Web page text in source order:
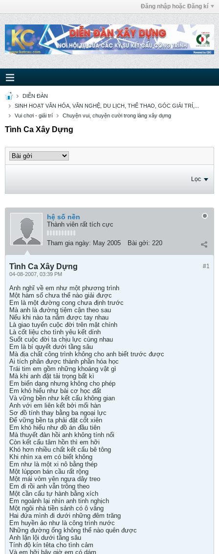
Đăng nhập hoặc Đăng kí
DIỄN ĐÀN
SINH HOẠT VĂN HÓA, VĂN NGHỆ, DU LỊCH, THỂ THAO, GÓC GIẢI TRÍ,...
Vui chơi - giải trí
Chuyện vui, chuyện cười trong làng xây dựng
Tình Ca Xây Dựng
Lọc
hệ số nền
Thành viên rất tích cực
Tham gia ngày: May 2005 Bài gởi: 220
#1
Tình Ca Xây Dựng
04-08-2007, 03:39 PM
Anh nghĩ về em như một phương trình
Một hàm số chưa thể nào giải được
Em là một đường cong chưa định trước
Mà anh là đường tiệm cận theo sau
Nếu khi nào ta nắm được tay nhau
Là giao tuyến cuộc đời trên mặt chính
Là cốt liệu cho tình yêu kết dính
Suốt cuộc đời ta chịu lực cùng nhau
Em là bí quyết dưới tầng sâu
Mà địa chất công trình không cho anh biết trước được
Ai tích phân được thành phần hóa học
Trái tim em gồm những khoáng vật gì
Mà khi anh đặt tải trọng bất kì
Em biến dạng nhưng không cho phép
Em khó hiểu như bài cơ học đất
Và vững bền như kết cấu không gian
Anh với em liên kết bởi mối hàn
Sơ đồ tính thay bằng ba ngoại lực
Để vững bền ta phải đặt cốt xiên
Em khó hiểu như đồ án đầu tiên
Mà thuyết đàn hồi anh không tính nổi
Còn kết cấu tâm hồn thì em hỡi
Khó hơn nhiều chất kết cấu bê tông
Khi nhìn xa em có biết không
Em như là một xi nô bằng thép
Một lúppon bán cầu rất rộng
Một mái vòm yên ngựa dây treo
Em đi rồi anh vẫn trông theo
Một cần cẩu tự hành bằng xích
Em ngoảnh lại nhìn anh tinh nghịch
Một ngôi nhà tiền sảnh có ô văng
Hai đứa mình đi dưới những đêm trăng
Em huyền ảo như là công trình nước
Những đường ống không thể nào quên được
Anh lặn lội dưới tầng sâu
Tính độ kín têta cho tình cảm
Và em hỡi bây giờ em có dám